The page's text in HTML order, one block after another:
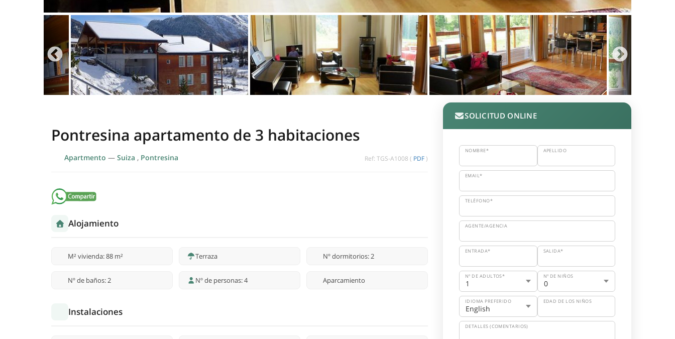
Pontresina apartamento de 3 habitaciones
Apartmento — Suiza , Pontresina Ref: TGS-A1008 ( PDF )
Alojamiento
M² vivienda: 88 m² Terraza Nº dormitorios: 2
Nº de baños: 2 Nº de personas: 4 Aparcamiento
Instalaciones
SOLICITUD ONLINE
NOMBRE* APELLIDO
EMAIL*
TELÉFONO*
AGENTE/AGENCIA
ENTRADA* SALIDA*
Nº DE ADULTOS* Nº DE NIÑOS
IDIOMA PREFERIDO EDAD DE LOS NIÑOS
DETALLES (COMENTARIOS)